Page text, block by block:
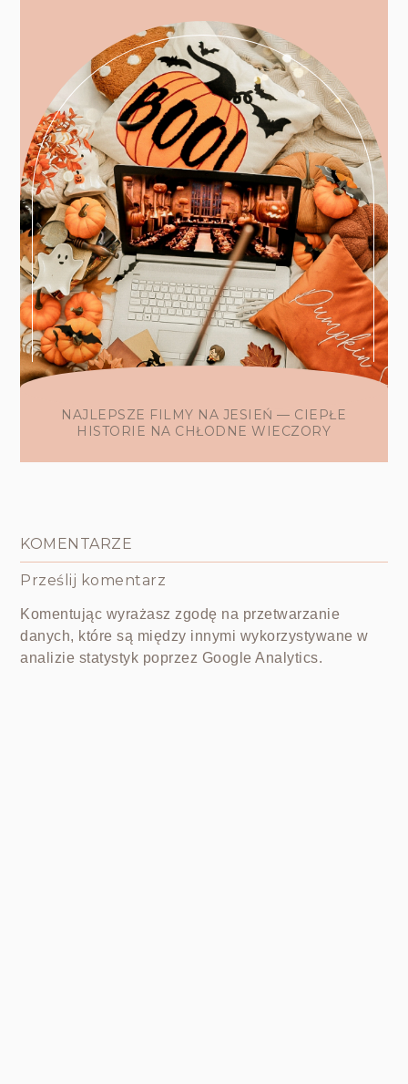
NAJLEPSZE FILMY NA JESIEŃ — CIEPŁE
HISTORIE NA CHŁODNE WIECZORY
KOMENTARZE
Prześlij komentarz
Komentując wyrażasz zgodę na przetwarzanie
danych, które są między innymi wykorzystywane w
analizie statystyk poprzez Google Analytics.